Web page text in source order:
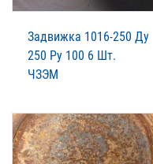
Задвижка 1016-250 Ду
250 Ру 100 6 Шт.
ЧЗЭМ